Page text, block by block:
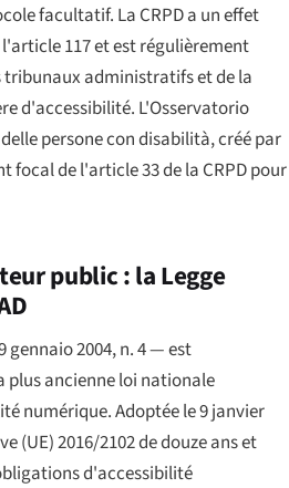
facultatif. La CRPD a un effet
117 et est régulièrement
tribunaux administratifs et de la
d'accessibilité. L'Osservatorio
persone con disabilità, créé par
focal de l'article 33 de la CRPD pour
public : la Legge
gennaio 2004, n. 4— est
ancienne loi nationale
numérique. Adoptée le 9 janvier
(UE) 2016/2102 de douze ans et
d'accessibilité